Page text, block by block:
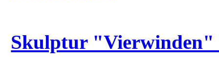
Skulptur "Vierwinden"